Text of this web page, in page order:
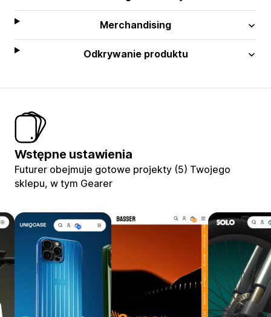
Merchandising
Odkrywanie produktu
Wstępne ustawienia
Futurer obejmuje gotowe projekty (5) Twojego
sklepu, w tym Gearer